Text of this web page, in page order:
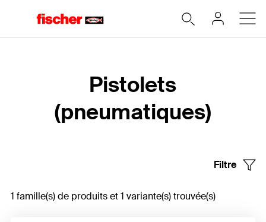
Pistolets
(pneumatiques)
Filtre
1 famille(s) de produits et 1 variante(s) trouvée(s)